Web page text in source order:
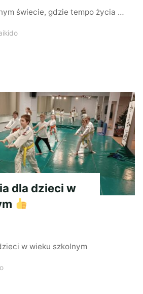
świecie, gdzie tempo życia …
dla dzieci w
w wieku szkolnym